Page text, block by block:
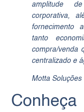
amplitude
corporativa,
fornecimento
tanto
compra/venda
centralizado e
Motta Soluções